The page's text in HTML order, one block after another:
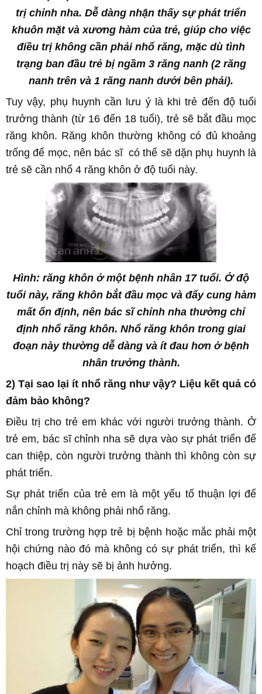
trị chỉnh nha. Dễ dàng nhận thấy sự phát triển
khuôn mặt và xương hàm của trẻ, giúp cho việc
điều trị không cần phải nhổ răng, mặc dù tình
trạng ban đầu trẻ bị ngầm 3 răng nanh (2 răng
nanh trên và 1 răng nanh dưới bên phải).
Tuy vậy, phụ huynh cần lưu ý là khi trẻ đến độ tuổi
trưởng thành (từ 16 đến 18 tuổi), trẻ sẽ bắt đầu mọc
răng khôn. Răng khôn thường không có đủ khoảng
trống để mọc, nên bác sĩ có thể sẽ dặn phụ huynh là
trẻ sẽ cần nhổ 4 răng khôn ở độ tuổi này.
Hình: răng khôn ở một bệnh nhân 17 tuổi. Ở độ
tuổi này, răng khôn bắt đầu mọc và đẩy cung hàm
mất ổn định, nên bác sĩ chỉnh nha thường chỉ
định nhổ răng khôn. Nhổ răng khôn trong giai
đoạn này thường dễ dàng và ít đau hơn ở bệnh
nhân trưởng thành.
2) Tại sao lại ít nhổ răng như vậy? Liệu kết quả có
đảm bảo không?
Điều trị cho trẻ em khác với người trưởng thành. Ở
trẻ em, bác sĩ chỉnh nha sẽ dựa vào sự phát triển để
can thiệp, còn người trưởng thành thì không còn sự
phát triển.
Sự phát triển của trẻ em là một yếu tố thuận lợi để
nắn chỉnh mà không phải nhổ răng.
Chỉ trong trường hợp trẻ bị bệnh hoặc mắc phải một
hội chứng nào đó mà không có sự phát triển, thì kế
hoạch điều trị này sẽ bị ảnh hưởng.